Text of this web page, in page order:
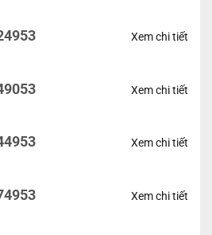
Xem chi tiết
Xem chi tiết
Xem chi tiết
Xem chi tiết